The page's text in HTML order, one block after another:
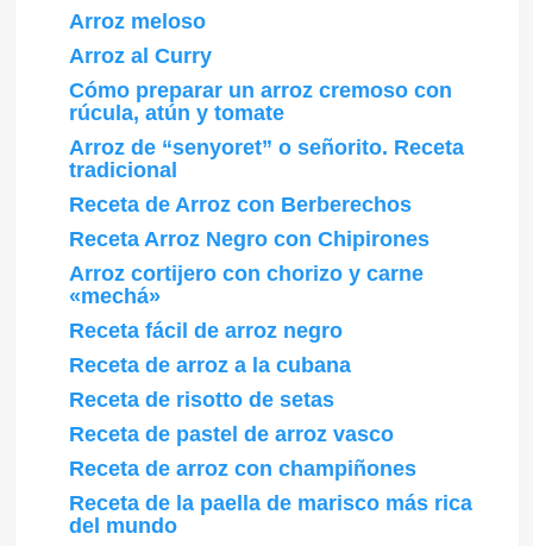
Arroz meloso
Arroz al Curry
Cómo preparar un arroz cremoso con
rúcula, atún y tomate
Arroz de “senyoret” o señorito. Receta
tradicional
Receta de Arroz con Berberechos
Receta Arroz Negro con Chipirones
Arroz cortijero con chorizo y carne
«mechá»
Receta fácil de arroz negro
Receta de arroz a la cubana
Receta de risotto de setas
Receta de pastel de arroz vasco
Receta de arroz con champiñones
Receta de la paella de marisco más rica
del mundo